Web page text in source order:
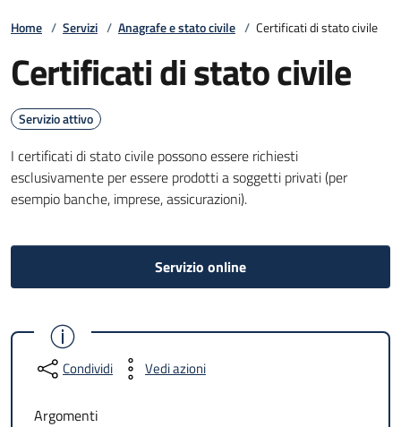
Home / Servizi / Anagrafe e stato civile / Certificati di stato civile
Certificati di stato civile
Servizio attivo
I certificati di stato civile possono essere richiesti
esclusivamente per essere prodotti a soggetti privati (per
esempio banche, imprese, assicurazioni).
Servizio online
Condividi Vedi azioni
Argomenti